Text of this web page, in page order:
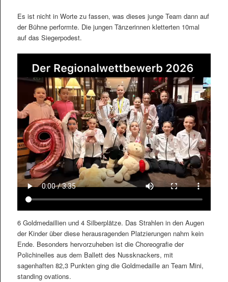
Es ist nicht in Worte zu fassen, was dieses junge Team dann auf
der Bühne performte. Die jungen Tänzerinnen kletterten 10mal
auf das Siegerpodest.
6 Goldmedaillien und 4 Silberplätze. Das Strahlen in den Augen
der Kinder über diese herausragenden Platzierungen nahm kein
Ende. Besonders hervorzuheben ist die Choreografie der
Polichinelles aus dem Ballett des Nussknackers, mit
sagenhaften 82,3 Punkten ging die Goldmedaille an Team Mini,
standing ovations.